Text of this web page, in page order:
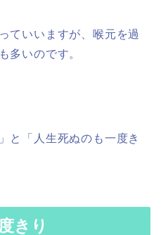
ていいますが、喉元を過
多いのです。
と「人生死ぬのも一度き
きり